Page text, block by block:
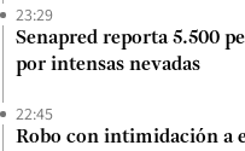
23:29
Senapred reporta 5.500
por intensas nevadas
22:45
Robo con intimidación a